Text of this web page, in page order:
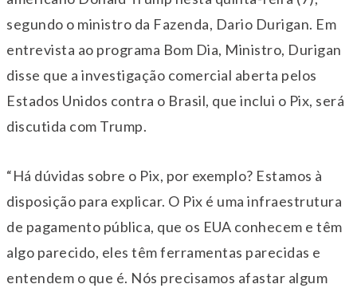
segundo o ministro da Fazenda, Dario Durigan. Em
entrevista ao programa Bom Dia, Ministro, Durigan
disse que a investigação comercial aberta pelos
Estados Unidos contra o Brasil, que inclui o Pix, será
discutida com Trump.
“Há dúvidas sobre o Pix, por exemplo? Estamos à
disposição para explicar. O Pix é uma infraestrutura
de pagamento pública, que os EUA conhecem e têm
algo parecido, eles têm ferramentas parecidas e
entendem o que é. Nós precisamos afastar algum